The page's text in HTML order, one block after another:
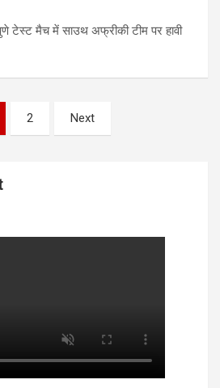
टेस्ट मैच में साउथ अफ्रीकी टीम पर हावी
2 Next